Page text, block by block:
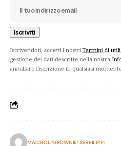
Iscrivendoti, accetti i nostri Termini di
gestione dei dati descritte nella nostra
annullare l'iscrizione in qualsiasi
MAICHOL "BROWNIE" SERFILIPPI